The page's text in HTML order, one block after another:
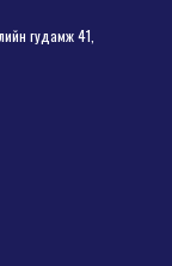
гудамж 41,